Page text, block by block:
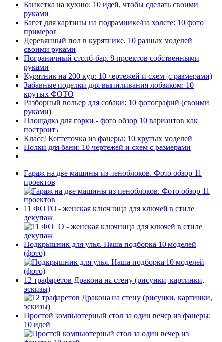
Банкетка на кухню: 10 идей, чтобы сделать своими
руками
Багет для картины на подрамнике/на холсте: 10 фото
примеров
Деревянный пол в курятнике. 10 разных моделей
своими руками
Пограничный столб-бар. 8 проектов собственными
руками
Курятник на 200 кур: 10 чертежей и схем (с размерами)
Забавные поделки для выпиливания лобзиком: 10
крутых ФОТО
Разборный вольер для собаки: 10 фотографий (своими
руками)
Площадка для горки - фото обзор 10 вариантов как
построить
Класс! Когтеточка из фанеры: 10 крутых моделей
Полки для бани: 10 чертежей и схем с размерами
Гараж на две машины из пеноблоков. Фото обзор 11
проектов
11 ФОТО - женская ключница для ключей в стиле
декупаж
Подкрышник для улья. Наша подборка 10 моделей
(фото)
12 трафаретов Дракона на стену (рисунки, картинки,
эскизы)
Простой компьютерный стол за один вечер из фанеры:
10 идей